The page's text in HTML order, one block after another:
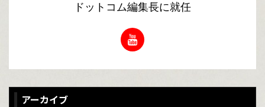
ドットコム編集長に就任
アーカイブ